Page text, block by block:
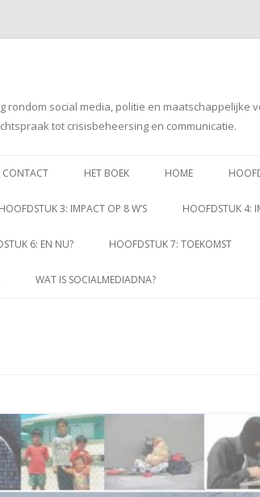
rondom social media, politie en
tot crisisbeheersing en communicatie.
naar
CONTACT HET BOEK HOME
HOOFDSTUK 3: IMPACT OP 8 W’S HOOFDSTUK 4:
6: EN NU? HOOFDSTUK 7: TOEKOMST
WAT IS SOCIALMEDIADNA?